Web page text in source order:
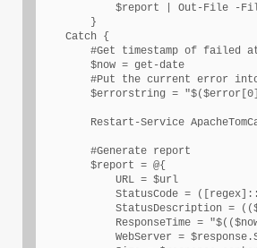
$report | Out-
        }
    Catch {
#Get timestamp of failed
        $now = get-date
#Put the current error
$errorstring =
Restart-Service
        #Generate report
        $report = @{
            URL = $url
StatusCode =
StatusDescription =
ResponseTime =
WebServer =